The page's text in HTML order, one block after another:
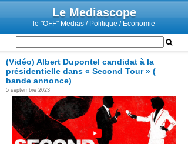
Le Mediascope
le "OFF" Medias / Politique / Economie
(Vidéo) Albert Dupontel candidat à la
présidentielle dans « Second Tour » (
bande annonce)
5 septembre 2023